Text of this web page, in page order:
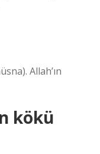
Allah’ın
kökü